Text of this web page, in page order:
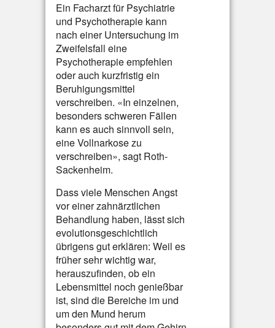
Ein Facharzt für Psychiatrie
und Psychotherapie kann
nach einer Untersuchung im
Zweifelsfall eine
Psychotherapie empfehlen
oder auch kurzfristig ein
Beruhigungsmittel
verschreiben. «In einzelnen,
besonders schweren Fällen
kann es auch sinnvoll sein,
eine Vollnarkose zu
verschreiben», sagt Roth-
Sackenheim.
Dass viele Menschen Angst
vor einer zahnärztlichen
Behandlung haben, lässt sich
evolutionsgeschichtlich
übrigens gut erklären: Weil es
früher sehr wichtig war,
herauszufinden, ob ein
Lebensmittel noch genießbar
ist, sind die Bereiche im und
um den Mund herum